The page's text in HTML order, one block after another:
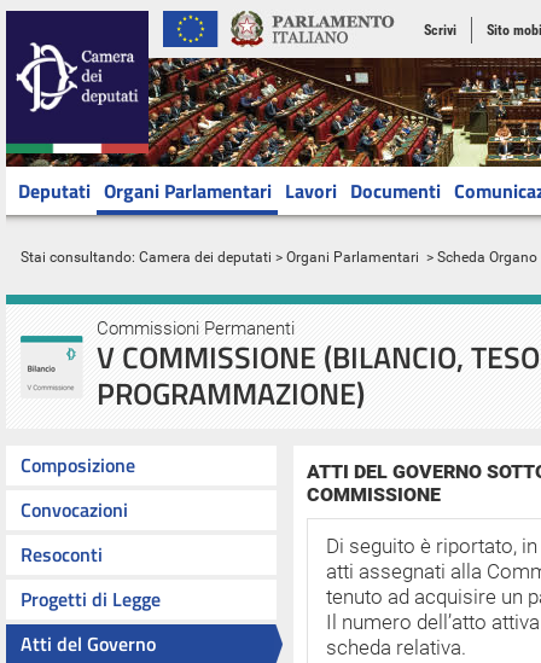
Scrivi Sito
Deputati Organi Parlamentari Lavori Documenti
Stai consultando: Camera dei deputati > Organi Parlamentari > Scheda Organo
Commissioni Permanenti
V COMMISSIONE (BILANCIO,
PROGRAMMAZIONE)
Composizione
Convocazioni
Resoconti
Progetti di Legge
Atti del Governo
ATTI DEL GOVERNO
COMMISSIONE
Di seguito è riportato,
atti assegnati alla
tenuto ad acquisire un
Il numero dell’atto
scheda relativa.